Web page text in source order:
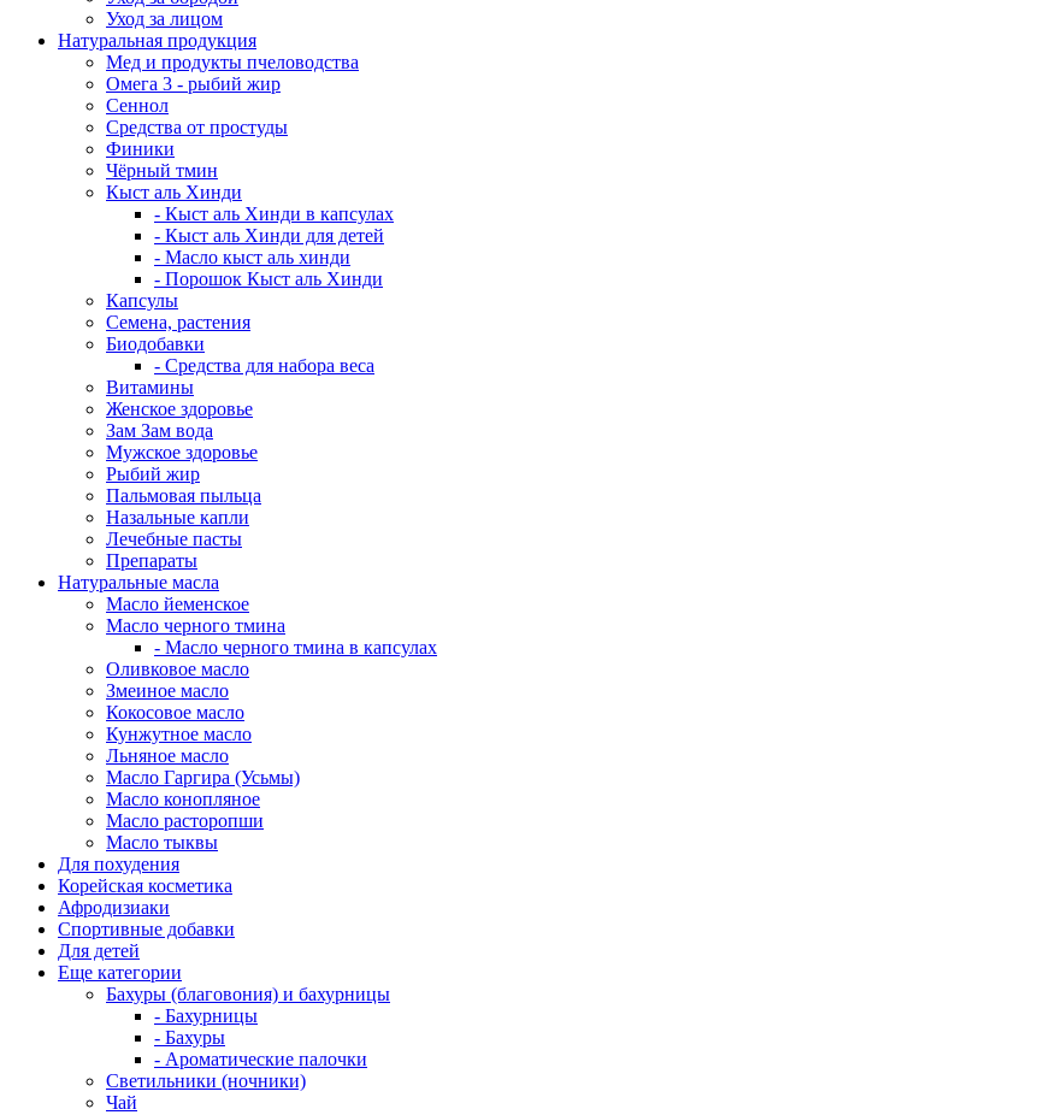
Уход за лицом
Натуральная продукция
Мед и продукты пчеловодства
Омега 3 - рыбий жир
Сеннол
Средства от простуды
Финики
Чёрный тмин
Кыст аль Хинди
- Кыст аль Хинди в капсулах
- Кыст аль Хинди для детей
- Масло кыст аль хинди
- Порошок Кыст аль Хинди
Капсулы
Семена, растения
Биодобавки
- Средства для набора веса
Витамины
Женское здоровье
Зам Зам вода
Мужское здоровье
Рыбий жир
Пальмовая пыльца
Назальные капли
Лечебные пасты
Препараты
Натуральные масла
Масло йеменское
Масло черного тмина
- Масло черного тмина в капсулах
Оливковое масло
Змеиное масло
Кокосовое масло
Кунжутное масло
Льняное масло
Масло Гаргира (Усьмы)
Масло конопляное
Масло расторопши
Масло тыквы
Для похудения
Корейская косметика
Афродизиаки
Спортивные добавки
Для детей
Еще категории
Бахуры (благовония) и бахурницы
- Бахурницы
- Бахуры
- Ароматические палочки
Светильники (ночники)
Чай